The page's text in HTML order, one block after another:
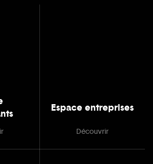
Espace entreprises
Découvrir